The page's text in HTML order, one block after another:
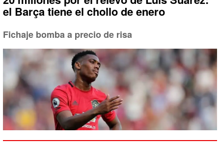
el Barça tiene el chollo de enero
Fichaje bomba a precio de risa